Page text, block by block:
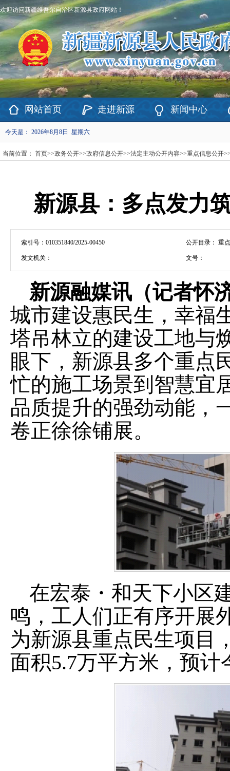
欢迎访问新疆维吾尔自治区新源县政府网站！
网站首页 走进新源 新闻中心
今天是： 2026年8月8日 星期六
当前位置： 首页>>政务公开>>政府信息公开>>法定主动公开内容>>重点信息公开
新源县：多点发力
索引号： 010351840/2025-00450 公开目录： 重
发文机关： 文号：
新源融媒讯（记者怀
城市建设惠民生，幸福
塔吊林立的建设工地与
眼下，新源县多个重点
忙的施工场景到智慧宜
品质提升的强劲动能，
卷正徐徐铺展。
在宏泰・和天下小区
鸣，工人们正有序开展
为新源县重点民生项目
面积5.7万平方米，预计